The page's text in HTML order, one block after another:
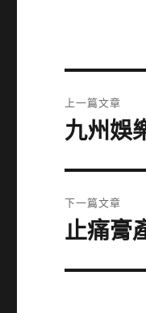
章
上一篇文章
上
篇
文
章:
九州娛
下一篇文章
下
篇
止痛膏